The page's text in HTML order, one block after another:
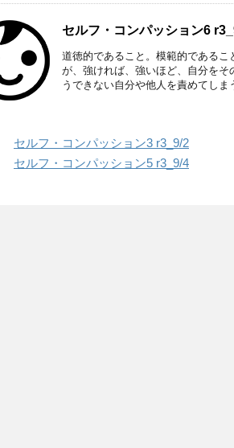
セルフ・コンパッション6
道徳的であること。模範的である
が、強ければ、強いほど、自分を
うできない自分や他人を責めてしま
セルフ・コンパッション3 r3_9/2
セルフ・コンパッション5 r3_9/4